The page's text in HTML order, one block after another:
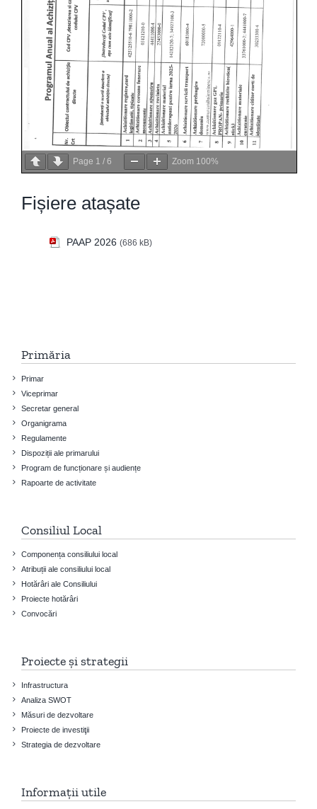
Page 1 / 6 Zoom 100%
Fișiere atașate
PAAP 2026 (686 kB)
Primăria
Primar
Viceprimar
Secretar general
Organigrama
Regulamente
Dispoziții ale primarului
Program de funcționare și audiențe
Rapoarte de activitate
Consiliul Local
Componența consiliului local
Atribuții ale consiliului local
Hotărâri ale Consiliului
Proiecte hotărâri
Convocări
Proiecte și strategii
Infrastructura
Analiza SWOT
Măsuri de dezvoltare
Proiecte de investiţii
Strategia de dezvoltare
Informații utile